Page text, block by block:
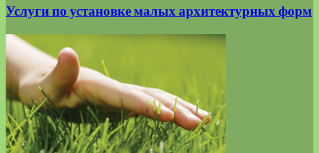
Услуги по установке малых архитектурных форм